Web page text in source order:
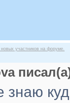
новых участников на форуме.
знаю